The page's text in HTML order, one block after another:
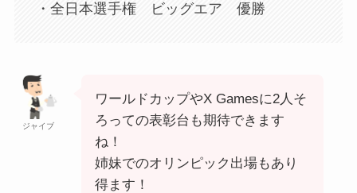
・全日本選手権 ビッグエア 優勝
ジャイブ
ワールドカップやX Gamesに2人そ
ろっての表彰台も期待できます
ね！
姉妹でのオリンピック出場もあり
得ます！